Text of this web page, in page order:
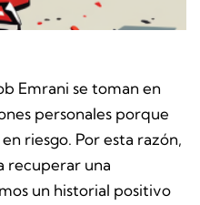
Emrani se toman en
personales porque
riesgo. Por esta razón,
recuperar una
un historial positivo